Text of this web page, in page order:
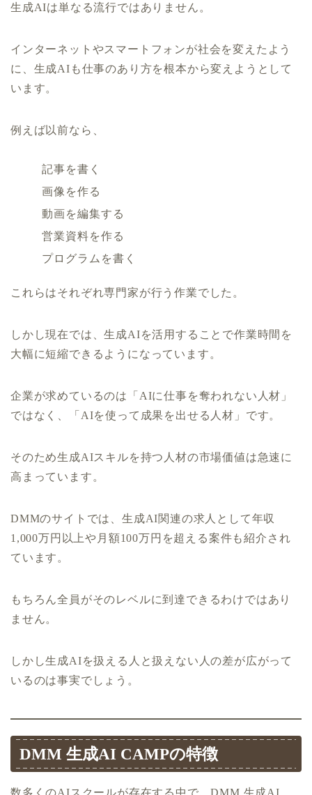
生成AIは単なる流行ではありません。
インターネットやスマートフォンが社会を変えたよう
に、生成AIも仕事のあり方を根本から変えようとして
います。
例えば以前なら、
記事を書く
画像を作る
動画を編集する
営業資料を作る
プログラムを書く
これらはそれぞれ専門家が行う作業でした。
しかし現在では、生成AIを活用することで作業時間を
大幅に短縮できるようになっています。
企業が求めているのは「AIに仕事を奪われない人材」
ではなく、「AIを使って成果を出せる人材」です。
そのため生成AIスキルを持つ人材の市場価値は急速に
高まっています。
DMMのサイトでは、生成AI関連の求人として年収
1,000万円以上や月額100万円を超える案件も紹介され
ています。
もちろん全員がそのレベルに到達できるわけではあり
ません。
しかし生成AIを扱える人と扱えない人の差が広がって
いるのは事実でしょう。
DMM 生成AI CAMPの特徴
数多くのAIスクールが存在する中で、DMM 生成AI